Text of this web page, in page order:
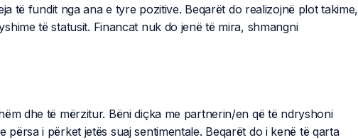
të fundit nga ana e tyre pozitive. Beqarët do realizojnë plot takime,
të statusit. Financat nuk do jenë të mira, shmangni
dhe të mërzitur. Bëni diçka me partnerin/en që të ndryshoni
përsa i përket jetës suaj sentimentale. Beqarët do i kenë të qarta